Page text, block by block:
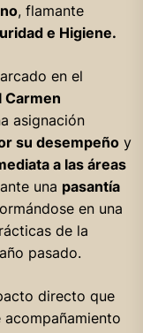
, flamante
e Higiene.
en el
Carmen
asignación
su desempeñoy
a las áreas
una pasantía
en una
de la
pasado.
directo que